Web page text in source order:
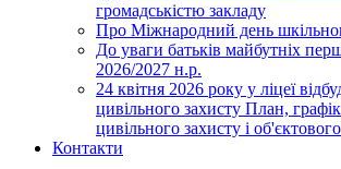
громадськістю закладу
Про Міжнародний день
До уваги батьків майбутніх
2026/2027 н.р.
24 квітня 2026 року у ліцеї
цивільного захисту План,
цивільного захисту і
Контакти